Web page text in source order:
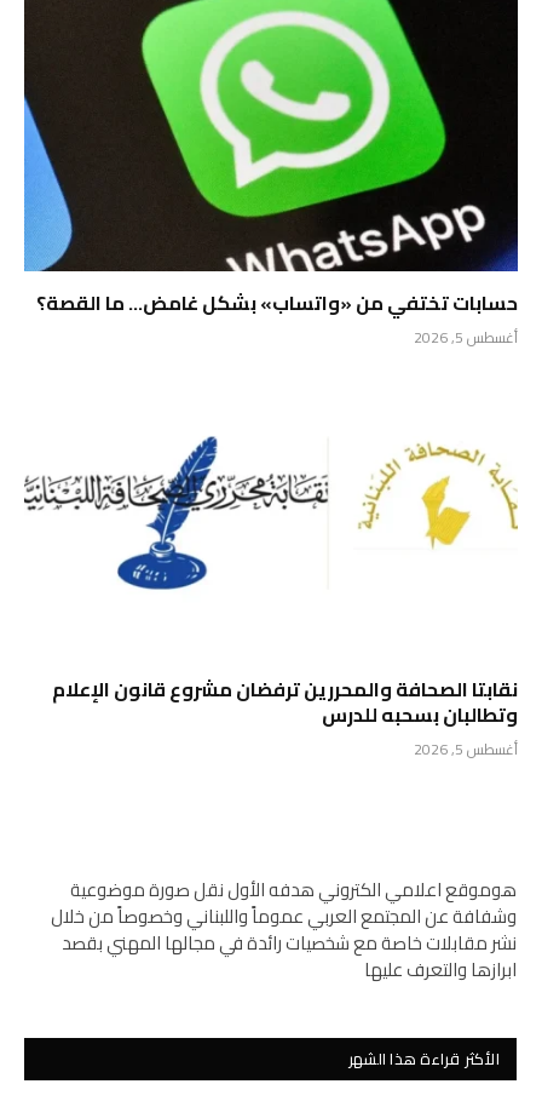
حسابات تختفي من «واتساب» بشكل غامض… ما القصة؟
أغسطس 5, 2026
نقابتا الصحافة والمحررين ترفضان مشروع قانون الإعلام
وتطالبان بسحبه للدرس
أغسطس 5, 2026
هوموقع اعلامي الكتروني هدفه الأول نقل صورة موضوعية
وشفافة عن المجتمع العربي عموماً واللبناني وخصوصاً من خلال
نشر مقابلات خاصة مع شخصيات رائدة في مجالها المهني بقصد
ابرازها والتعرف عليها
الأكثر قراءة هذا الشهر